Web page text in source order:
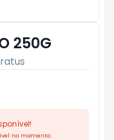
250G
no momento.